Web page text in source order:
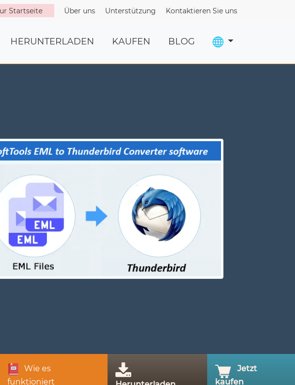
Startseite Über uns Unterstützung Kontaktieren Sie uns
HERUNTERLADEN KAUFEN BLOG
Wie es
funktioniert
Jetzt
kaufen